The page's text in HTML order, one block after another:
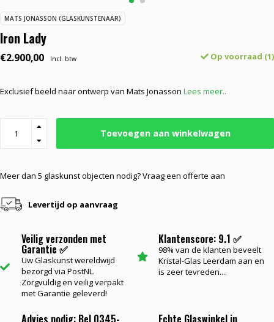
MATS JONASSON (GLASKUNSTENAAR)
Iron Lady
€2.900,00 Incl. btw Op voorraad (1)
Exclusief beeld naar ontwerp van Mats Jonasson Lees meer..
Toevoegen aan winkelwagen
Meer dan 5 glaskunst objecten nodig? Vraag een offerte aan
Levertijd op aanvraag
Veilig verzonden met
Garantie ✅
Uw Glaskunst wereldwijd
bezorgd via PostNL.
Zorgvuldig en veilig verpakt
met Garantie geleverd!
Klantenscore: 9.1 ✅
98% van de klanten beveelt
Kristal-Glas Leerdam aan en
is zeer tevreden....
Advies nodig: Bel 0345- Echte Glaswinkel in